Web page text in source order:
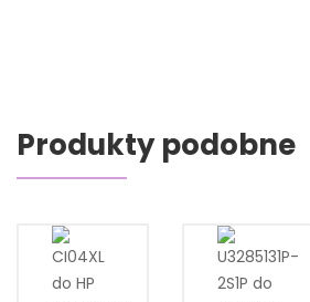
Produkty podobne